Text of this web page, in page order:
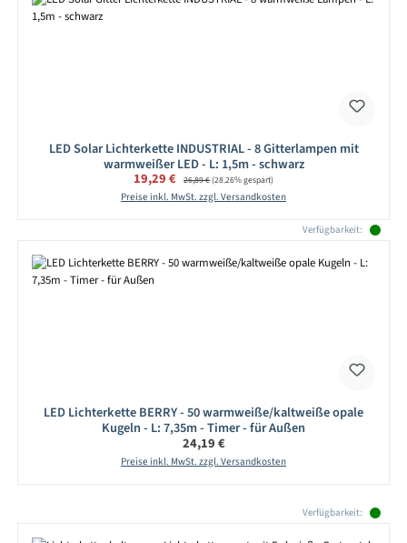
LED Solar Lichterkette INDUSTRIAL - 8 Gitterlampen mit
warmweißer LED - L: 1,5m - schwarz
Verkaufspreis:
19,29 € Regulärer Preis:
26,89 €(28.26% gespart)
Preise inkl. MwSt. zzgl. Versandkosten
Verfügbarkeit:
LED Lichterkette BERRY - 50 warmweiße/kaltweiße opale
Kugeln - L: 7,35m - Timer - für Außen
Regulärer Preis:
24,19 €
Preise inkl. MwSt. zzgl. Versandkosten
Verfügbarkeit: